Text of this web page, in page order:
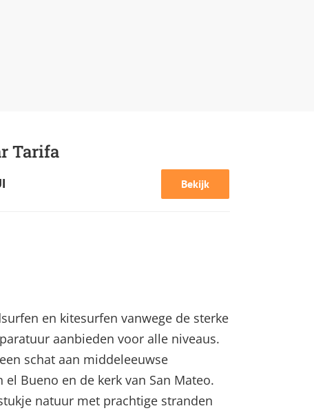
Tarifa
Bekijk
en kitesurfen vanwege de sterke
aanbieden voor alle niveaus.
schat aan middeleeuwse
Bueno en de kerk van San Mateo.
natuur met prachtige stranden